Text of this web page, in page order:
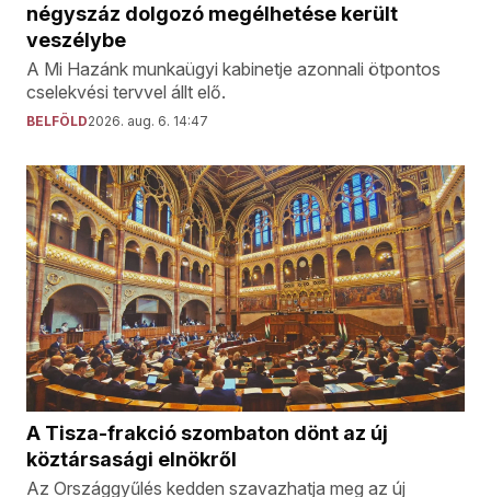
négyszáz dolgozó megélhetése került
veszélybe
A Mi Hazánk munkaügyi kabinetje azonnali ötpontos
cselekvési tervvel állt elő.
BELFÖLD2026. aug. 6. 14:47
A Tisza-frakció szombaton dönt az új
köztársasági elnökről
Az Országgyűlés kedden szavazhatja meg az új